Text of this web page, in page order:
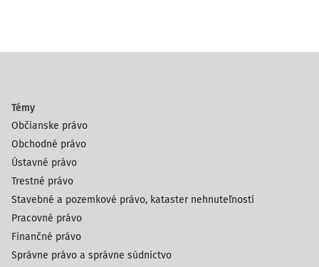
Témy
Občianske právo
Obchodné právo
Ústavné právo
Trestné právo
Stavebné a pozemkové právo, kataster nehnuteľností
Pracovné právo
Finančné právo
Správne právo a správne súdnictvo